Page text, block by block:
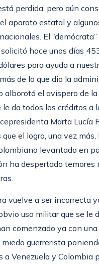
perdida, pero aún
aparato estatal y
El “demócrata”
hace unos días
para ayuda a
de lo que dio la
alborotó el avispero de
le da todos los créditos a
Marta Lucía
que el logro, una vez más,
levantado en
ha despertado temores
vuelve a ser incorrecta
uso militar que se le
comenzado ya con
guerrerista
a Venezuela y Colombia